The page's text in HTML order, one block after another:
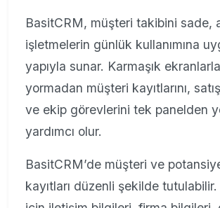
BasitCRM, müşteri takibini sade,
işletmelerin günlük kullanımına
yapıyla sunar. Karmaşık ekranlarla
yormadan müşteri kayıtlarını,
ve ekip görevlerini tek panelden
yardımcı olur.
BasitCRM’de müşteri ve
kayıtları düzenli şekilde